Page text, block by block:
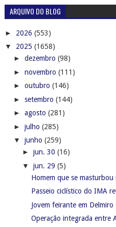
ARQUIVO DO BLOG
► 2026 (553)
▼ 2025 (1658)
► dezembro (98)
► novembro (111)
► outubro (146)
► setembro (144)
► agosto (281)
► julho (285)
▼ junho (259)
► jun. 30 (16)
▼ jun. 29 (5)
Homem que se
Passeio ciclístico do IMA
Jovem feirante em
Operação integrada entre